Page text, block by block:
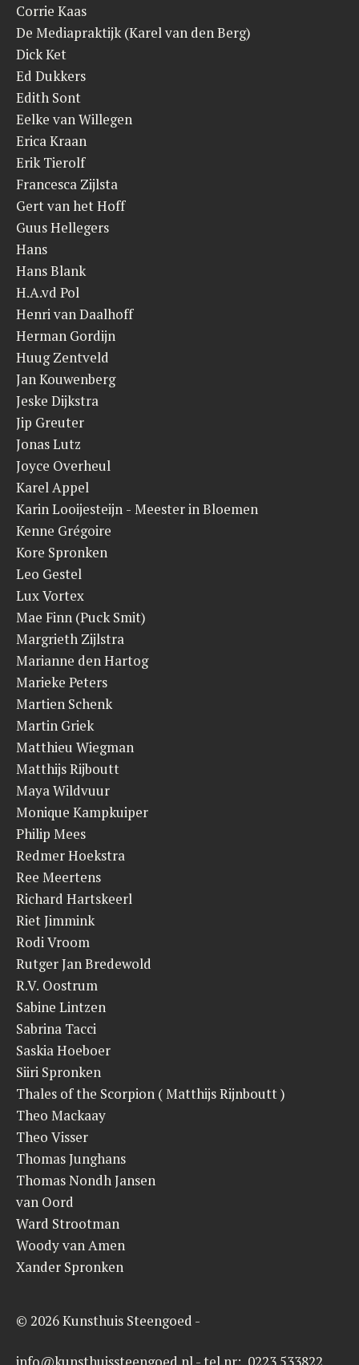
Corrie Kaas
De Mediapraktijk (Karel van den Berg)
Dick Ket
Ed Dukkers
Edith Sont
Eelke van Willegen
Erica Kraan
Erik Tierolf
Francesca Zijlsta
Gert van het Hoff
Guus Hellegers
Hans
Hans Blank
H.A.vd Pol
Henri van Daalhoff
Herman Gordijn
Huug Zentveld
Jan Kouwenberg
Jeske Dijkstra
Jip Greuter
Jonas Lutz
Joyce Overheul
Karel Appel
Karin Looijesteijn - Meester in Bloemen
Kenne Grégoire
Kore Spronken
Leo Gestel
Lux Vortex
Mae Finn (Puck Smit)
Margrieth Zijlstra
Marianne den Hartog
Marieke Peters
Martien Schenk
Martin Griek
Matthieu Wiegman
Matthijs Rijboutt
Maya Wildvuur
Monique Kampkuiper
Philip Mees
Redmer Hoekstra
Ree Meertens
Richard Hartskeerl
Riet Jimmink
Rodi Vroom
Rutger Jan Bredewold
R.V. Oostrum
Sabine Lintzen
Sabrina Tacci
Saskia Hoeboer
Siiri Spronken
Thales of the Scorpion ( Matthijs Rijnboutt )
Theo Mackaay
Theo Visser
Thomas Junghans
Thomas Nondh Jansen
van Oord
Ward Strootman
Woody van Amen
Xander Spronken
© 2026 Kunsthuis Steengoed -
info@kunsthuissteengoed.nl - tel.nr: 0223 533822